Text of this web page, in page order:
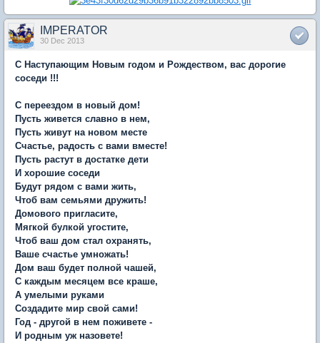
IMPERATOR
30 Dec 2013
С Наступающим Новым годом и Рождеством, вас дорогие
соседи !!!
С переездом в новый дом!
Пусть живется славно в нем,
Пусть живут на новом месте
Счастье, радость с вами вместе!
Пусть растут в достатке дети
И хорошие соседи
Будут рядом с вами жить,
Чтоб вам семьями дружить!
Домового пригласите,
Мягкой булкой угостите,
Чтоб ваш дом стал охранять,
Ваше счастье умножать!
Дом ваш будет полной чашей,
С каждым месяцем все краше,
А умелыми руками
Создадите мир свой сами!
Год - другой в нем поживете -
И родным уж назовете!